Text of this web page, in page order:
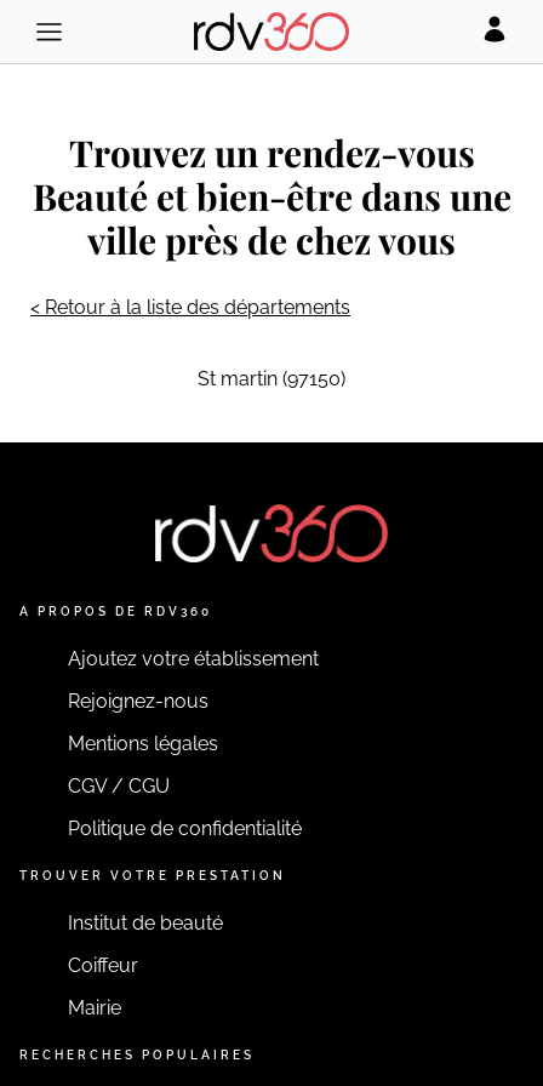
Trouvez un rendez-vous
Beauté et bien-être dans une
ville près de chez vous
< Retour à la liste des départements
St martin (97150)
A PROPOS DE RDV360
Ajoutez votre établissement
Rejoignez-nous
Mentions légales
CGV / CGU
Politique de confidentialité
TROUVER VOTRE PRESTATION
Institut de beauté
Coiffeur
Mairie
RECHERCHES POPULAIRES